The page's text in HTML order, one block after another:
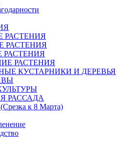
РАСТЕНИЯ
РАСТЕНИЯ
РАСТЕНИЯ
РАСТЕНИЯ
КУСТАРНИКИ И ДЕРЕВЬЯ
РАССАДА
к 8 Марта)